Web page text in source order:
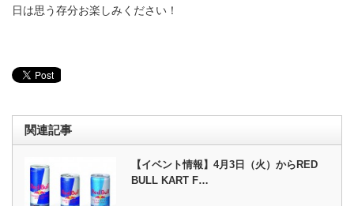
日は思う存分お楽しみください！
関連記事
【イベント情報】4月3日（火）からRED
BULL KART F…